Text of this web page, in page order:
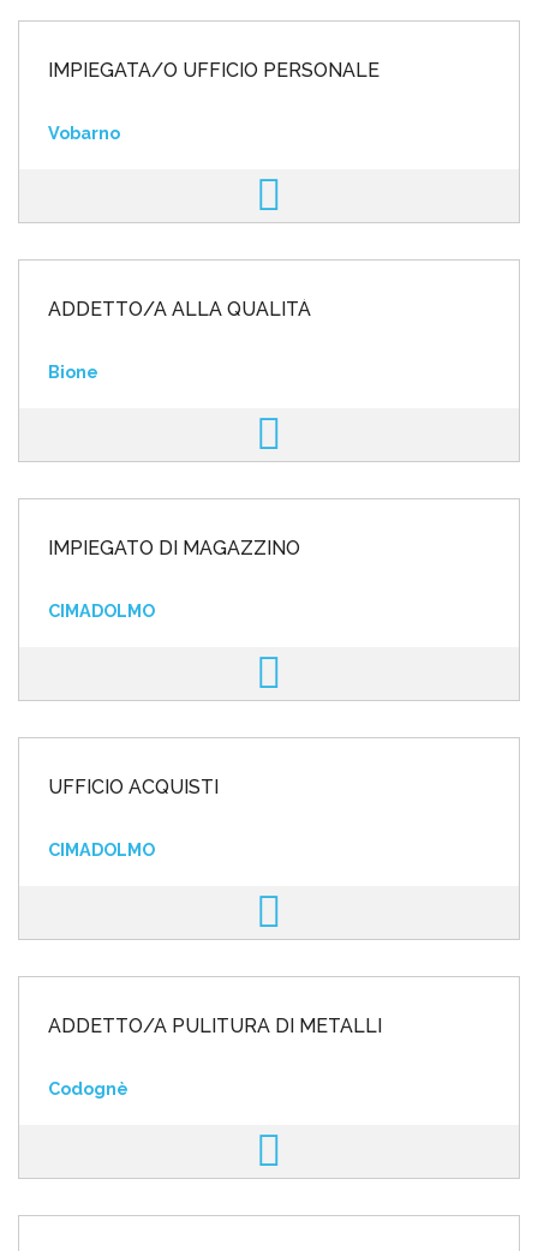
IMPIEGATA/O UFFICIO PERSONALE
Vobarno
ADDETTO/A ALLA QUALITÀ
Bione
IMPIEGATO DI MAGAZZINO
CIMADOLMO
UFFICIO ACQUISTI
CIMADOLMO
ADDETTO/A PULITURA DI METALLI
Codognè